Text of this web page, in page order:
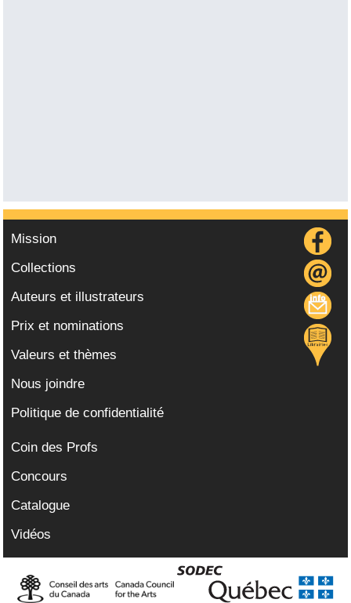
Mission
Collections
Auteurs et illustrateurs
Prix et nominations
Valeurs et thèmes
Nous joindre
Politique de confidentialité
Coin des Profs
Concours
Catalogue
Vidéos